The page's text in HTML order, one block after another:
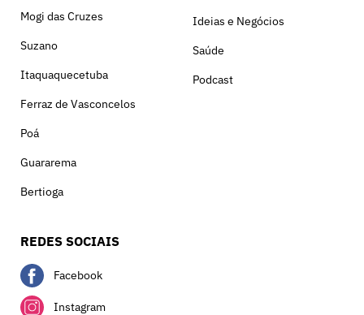
Mogi das Cruzes
Suzano
Itaquaquecetuba
Ferraz de Vasconcelos
Poá
Guararema
Bertioga
Ideias e Negócios
Saúde
Podcast
REDES SOCIAIS
Facebook
Instagram